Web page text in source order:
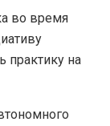
во время
практику на